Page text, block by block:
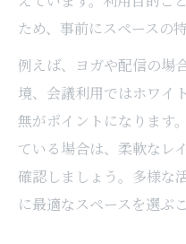
ため、事前にスペースの
例えば、ヨガや配信の場
境、会議利用ではホワイ
無がポイントになります
ている場合は、柔軟なレ
確認しましょう。多様な
に最適なスペースを選ぶ